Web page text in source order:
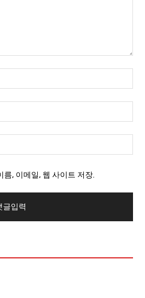
름
:
메
일
사
:
름, 이메일, 웹 사이트 저장.